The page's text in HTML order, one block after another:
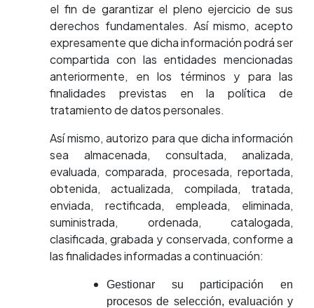
el fin de garantizar el pleno ejercicio de sus
derechos fundamentales. Así mismo, acepto
expresamente que dicha información podrá ser
compartida con las entidades mencionadas
anteriormente, en los términos y para las
finalidades previstas en la política de
tratamiento de datos personales.
Así mismo, autorizo para que dicha información
sea almacenada, consultada, analizada,
evaluada, comparada, procesada, reportada,
obtenida, actualizada, compilada, tratada,
enviada, rectificada, empleada, eliminada,
suministrada, ordenada, catalogada,
clasificada, grabada y conservada, conforme a
las finalidades informadas a continuación:
Gestionar su participación en
procesos de selección, evaluación y